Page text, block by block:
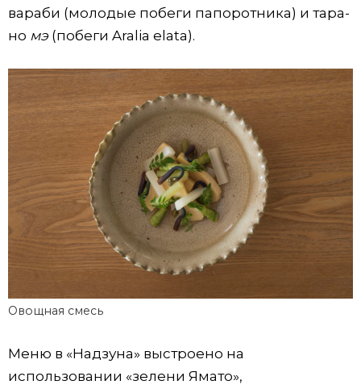
вараби (молодые побеги папоротника) и тара-
но мэ(побеги Aralia elata).
Овощная смесь
Меню в «Надзуна» выстроено на
использовании «зелени Ямато»,